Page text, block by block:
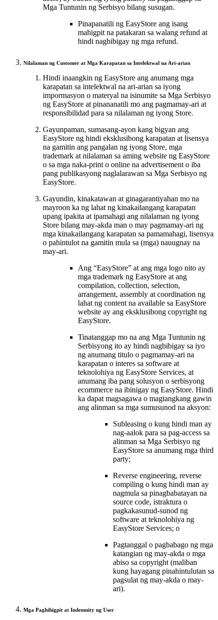
Mga Tuntunin ng Serbisyo bilang susugan.
Pinapanatili ng EasyStore ang isang
mahigpit na patakaran sa walang refund at
hindi nagbibigay ng mga refund.
Nilalaman ng Customer at Mga Karapatan sa Intelektwal na Ari-arian
Hindi inaangkin ng EasyStore ang anumang mga
karapatan sa intelektwal na ari-arian sa iyong
impormasyon o materyal na isinumite sa Mga Serbisyo
ng EasyStore at pinananatili mo ang pagmamay-ari at
responsibilidad para sa nilalaman ng iyong Store.
Gayunpaman, sumasang-ayon kang bigyan ang
EasyStore ng hindi eksklusibong karapatan at lisensya
na gamitin ang pangalan ng iyong Store, mga
trademark at nilalaman sa aming website ng EasyStore
o sa mga naka-print o online na advertisement o iba
pang publikasyong naglalarawan sa Mga Serbisyo ng
EasyStore.
Gayundin, kinakatawan at ginagarantiyahan mo na
mayroon ka ng lahat ng kinakailangang karapatan
upang ipakita at ipamahagi ang nilalaman ng iyong
Store bilang may-akda man o may pagmamay-ari ng
mga kinakailangang karapatan sa pamamahagi, lisensya
o pahintulot na gamitin mula sa (mga) nauugnay na
may-ari.
Ang “EasyStore” at ang mga logo nito ay
mga trademark ng EasyStore at ang
compilation, collection, selection,
arrangement, assembly at coordination ng
lahat ng content na available sa EasyStore
website ay ang eksklusibong copyright ng
EasyStore.
Tinatanggap mo na ang Mga Tuntunin ng
Serbisyong ito ay hindi nagbibigay sa iyo
ng anumang titulo o pagmamay-ari na
karapatan o interes sa software at
teknolohiya ng EasyStore Services, at
anumang iba pang solusyon o serbisyong
ecommerce na ibinigay ng EasyStore. Hindi
ka dapat magsagawa o magtangkang gawin
ang alinman sa mga sumusunod na aksyon:
Subleasing o kung hindi man ay
nag-aalok para sa pag-access sa
alinman sa Mga Serbisyo ng
EasyStore sa anumang mga third
party;
Reverse engineering, reverse
compiling o kung hindi man ay
nagmula sa pinagbabatayan na
source code, istraktura o
pagkakasunud-sunod ng
software at teknolohiya ng
EasyStore Services; o
Pagtanggal o pagbabago ng mga
katangian ng may-akda o mga
abiso sa copyright (maliban
kung hayagang pinahintulutan sa
pagsulat ng may-akda o may-
ari).
Mga Paghihigpit at Indemnity ng User